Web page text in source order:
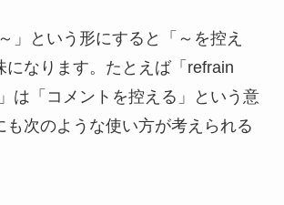
」という形にすると「～を控え
になります。たとえば「refrain
は「コメントを控える」という意
も次のような使い方が考えられる